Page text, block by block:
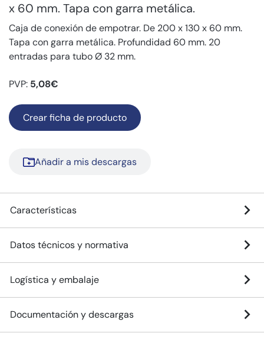
x 60 mm. Tapa con garra metálica.
Caja de conexión de empotrar. De 200 x 130 x 60 mm.
Tapa con garra metálica. Profundidad 60 mm. 20
entradas para tubo Ø 32 mm.
PVP: 5,08€
Crear ficha de producto
Añadir a mis descargas
Características
Datos técnicos y normativa
Logística y embalaje
Documentación y descargas